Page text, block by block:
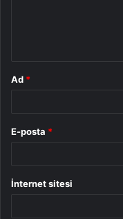
Ad *
E-posta *
İnternet sitesi